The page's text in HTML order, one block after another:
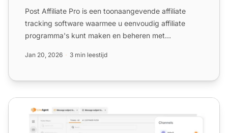
Post Affiliate Pro is een toonaangevende affiliate
tracking software waarmee u eenvoudig affiliate
programma's kunt maken en beheren met
Jan 20, 2026 3 min leestijd
Maak een rondleiding door LiveAgent